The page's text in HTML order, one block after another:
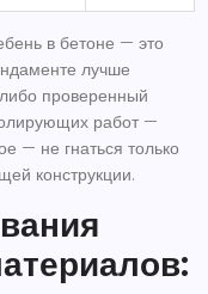
в бетоне — это
лучше
проверенный
работ —
— не гнаться только
конструкции.